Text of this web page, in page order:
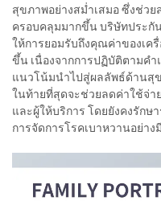
สุขภาพอย่างสม่ำเสมอ ซึ่งช่ว
ครอบคลุมมากขึ้น บริษัทประกั
ให้การยอมรับถึงคุณค่าของเค
ขึ้น เนื่องจากการปฏิบัติตามค
แนวโน้มนำไปสู่ผลลัพธ์ด้านสุ
ในท้ายที่สุดจะช่วยลดค่าใช้จ่
และผู้ให้บริการ โดยยังคงรัก
การจัดการโรคเบาหวานอย่า